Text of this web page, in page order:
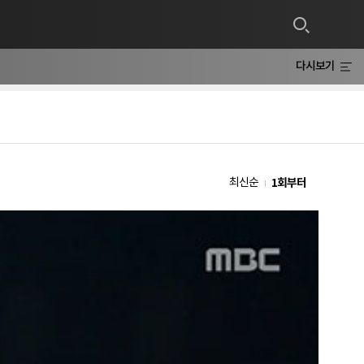
다시보기
최신순 1회부터